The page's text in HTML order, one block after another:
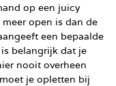
op een juicy
open is dan de
een bepaalde
belangrijk dat je
nooit overheen
je opletten bij